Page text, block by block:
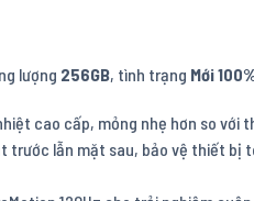
lượng 256GB, tình trạng Mới
cao cấp, mỏng nhẹ hơn so
trước lẫn mặt sau, bảo vệ thiết bị